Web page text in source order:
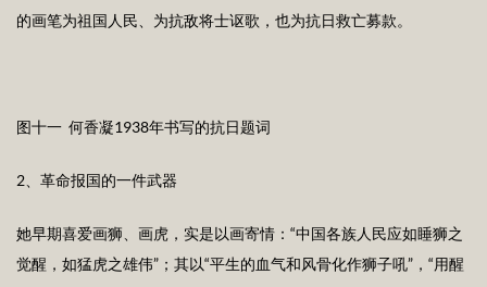
的画笔为祖国人民、为抗敌将士讴歌，也为抗日救亡募款。
图十一 何香凝1938年书写的抗日题词
2、革命报国的一件武器
她早期喜爱画狮、画虎，实是以画寄情：“中国各族人民应如睡狮之
觉醒，如猛虎之雄伟”；其以“平生的血气和风骨化作狮子吼”，“用醒